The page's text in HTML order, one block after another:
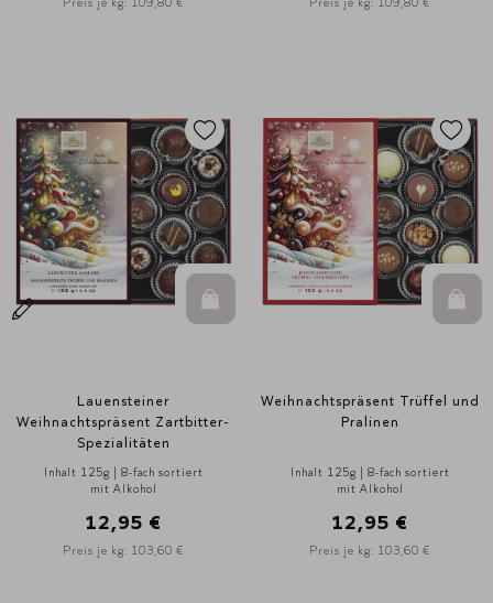
In den Warenkorb
Lauensteiner
Weihnachtspräsent Zartbitter-
Spezialitäten
Inhalt 125g | 8-fach sortiert
mit Alkohol
12,95 €
Preis je kg: 103,60 €
In
Weihnachtspräsent Trüffel und
Pralinen
Inhalt 125g | 8-fach sortiert
mit Alkohol
12,95 €
Preis je kg: 103,60 €